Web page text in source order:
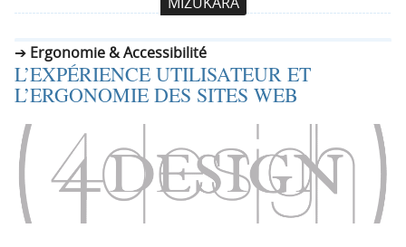
i
a
t
i
n
r
e
a
u
c
n
e
n
Ergonomie & Accessibilité
L’EXPÉRIENCE UTILISATEUR ET
L’ERGONOMIE DES SITES WEB